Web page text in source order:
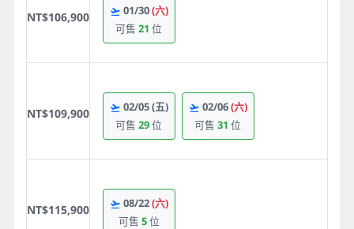
NT$106,900 01/30(六)
可售21 位
NT$109,900 02/05(五)
可售29位
02/06(六)
可售31 位
NT$115,900 08/22(六)
可售 5位